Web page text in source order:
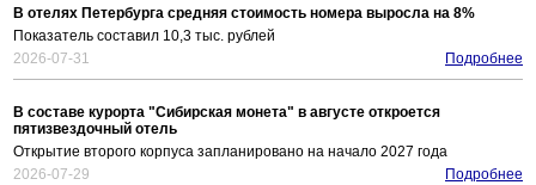
В отелях Петербурга средняя стоимость номера выросла на 8%
Показатель составил 10,3 тыс. рублей
2026-07-31
Подробнее
В составе курорта "Сибирская монета" в августе откроется
пятизвездочный отель
Открытие второго корпуса запланировано на начало 2027 года
2026-07-29
Подробнее